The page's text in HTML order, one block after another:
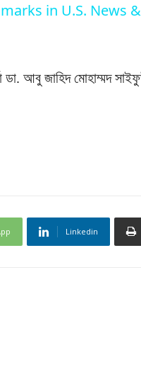
in U.S. News
ডা. আবু জাহিদ মোহাম্মদ
Linkedin